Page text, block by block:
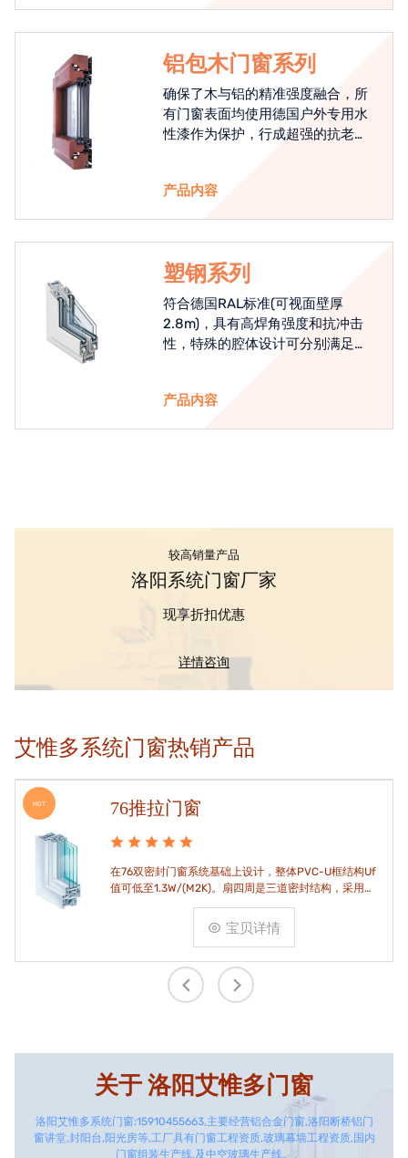
铝包木门窗系列
确保了木与铝的精准强度融合，所
有门窗表面均使用德国户外专用水
性漆作为保护，行成超强的抗老化
产品内容
塑钢系列
符合德国RAL标准(可视面壁厚
2.8m)，具有高焊角强度和抗冲击
性，特殊的腔体设计可分别满足隔
产品内容
较高销量产品
洛阳系统门窗厂家
现享折扣优惠
详情咨询
艾惟多系统门窗热销产品
HOT 76推拉门窗
在76双密封门窗系统基础上设计，整体PVC-U框结构Uf
值可低至1.3W/(M2K)。扇四周是三道密封结构，采用高
品质EPDM胶条，实现气密水密性能。
宝贝详情
关于洛阳艾惟多门窗
洛阳艾惟多系统门窗:15910455663,主要经营铝合金门窗,洛阳断桥铝门
窗讲堂,封阳台,阳光房等,工厂具有门窗工程资质,玻璃幕墙工程资质,国内
门窗组装生产线,及中空玻璃生产线。